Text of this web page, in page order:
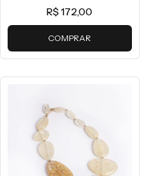
R$ 172,00
COMPRAR